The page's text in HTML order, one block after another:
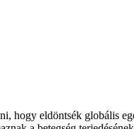
eldöntsék globális